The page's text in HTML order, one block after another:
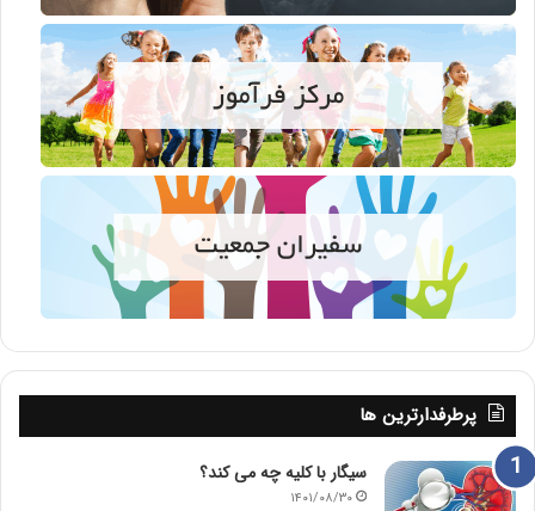
پرطرفدارترین ها
سیگار با کلیه چه می کند؟
۱۴۰۱/۰۸/۳۰